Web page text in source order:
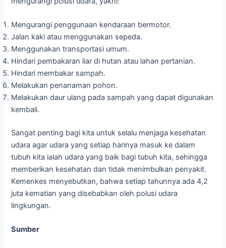
Mengurangi penggunaan kendaraan bermotor.
Jalan kaki atau menggunakan sepeda.
Menggunakan transportasi umum.
Hindari pembakaran liar di hutan atau lahan pertanian.
Hindari membakar sampah.
Melakukan penanaman pohon.
Melakukan daur ulang pada sampah yang dapat digunakan
kembali.
Sangat penting bagi kita untuk selalu menjaga kesehatan
udara agar udara yang setiap harinya masuk ke dalam
tubuh kita ialah udara yang baik bagi tubuh kita, sehingga
memberikan kesehatan dan tidak menimbulkan penyakit.
Kemenkes menyebutkan, bahwa setiap tahunnya ada 4,2
juta kematian yang disebabkan oleh polusi udara
lingkungan.
Sumber